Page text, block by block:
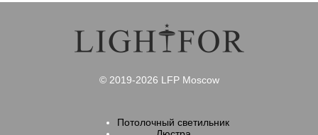
© 2019-2026 LFP Moscow
Потолочный светильник